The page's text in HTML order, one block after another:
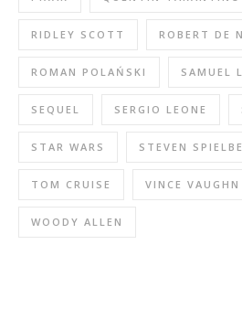
RIDLEY SCOTT ROBERT DE
ROMAN POLAŃSKI SAMUEL
SEQUEL SERGIO LEONE
STAR WARS STEVEN
TOM CRUISE VINCE VAUGHN
WOODY ALLEN